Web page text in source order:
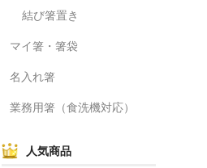
結び箸置き
マイ箸・箸袋
名入れ箸
業務用箸（食洗機対応）
人気商品